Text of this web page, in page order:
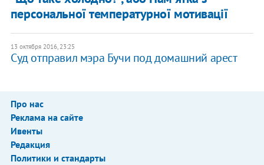
персональної температурної мотивації
13 октября 2016, 23:25
Суд отправил мэра Бучи под домашний арест
Про нас
Реклама на сайте
Ивенты
Редакция
Политики и стандарты